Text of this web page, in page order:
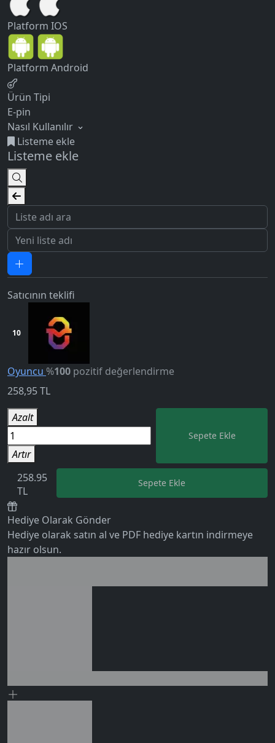
5.0
0 değerlendirme
Platform IOS
Platform Android
Ürün Tipi
E-pin
Nasıl Kullanılır
Listeme ekle
Listeme ekle
Satıcının teklifi
10
Oyuncu %100 pozitif değerlendirme
258,95TL
Azalt
Artır
Sepete Ekle
258.95
TL
Sepete Ekle
Hediye Olarak Gönder
Hediye olarak satın al ve PDF hediye kartın indirmeye
hazır olsun.